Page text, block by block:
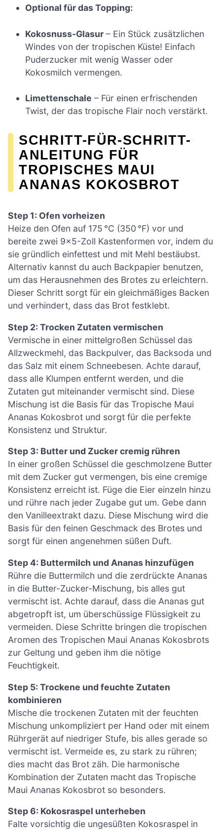
Optional für das Topping:
Kokosnuss-Glasur – Ein Stück zusätzlichen
Windes von der tropischen Küste! Einfach
Puderzucker mit wenig Wasser oder
Kokosmilch vermengen.
Limettenschale – Für einen erfrischenden
Twist, der das tropische Flair noch verstärkt.
SCHRITT-FÜR-SCHRITT-
ANLEITUNG FÜR
TROPISCHES MAUI
ANANAS KOKOSBROT
Step 1: Ofen vorheizen
Heize den Ofen auf 175 °C (350 °F) vor und
bereite zwei 9×5-Zoll Kastenformen vor, indem du
sie gründlich einfettest und mit Mehl bestäubst.
Alternativ kannst du auch Backpapier benutzen,
um das Herausnehmen des Brotes zu erleichtern.
Dieser Schritt sorgt für ein gleichmäßiges Backen
und verhindert, dass das Brot festklebt.
Step 2: Trocken Zutaten vermischen
Vermische in einer mittelgroßen Schüssel das
Allzweckmehl, das Backpulver, das Backsoda und
das Salz mit einem Schneebesen. Achte darauf,
dass alle Klumpen entfernt werden, und die
Zutaten gut miteinander vermischt sind. Diese
Mischung ist die Basis für das Tropische Maui
Ananas Kokosbrot und sorgt für die perfekte
Konsistenz und Struktur.
Step 3: Butter und Zucker cremig rühren
In einer großen Schüssel die geschmolzene Butter
mit dem Zucker gut vermengen, bis eine cremige
Konsistenz erreicht ist. Füge die Eier einzeln hinzu
und rühre nach jeder Zugabe gut um. Gebe dann
den Vanilleextrakt dazu. Diese Mischung wird die
Basis für den feinen Geschmack des Brotes und
sorgt für einen angenehmen süßen Duft.
Step 4: Buttermilch und Ananas hinzufügen
Rühre die Buttermilch und die zerdrückte Ananas
in die Butter-Zucker-Mischung, bis alles gut
vermischt ist. Achte darauf, dass die Ananas gut
abgetropft ist, um überschüssige Flüssigkeit zu
vermeiden. Diese Schritte bringen die tropischen
Aromen des Tropischen Maui Ananas Kokosbrots
zur Geltung und geben ihm die nötige
Feuchtigkeit.
Step 5: Trockene und feuchte Zutaten
kombinieren
Mische die trockenen Zutaten mit der feuchten
Mischung unkompliziert per Hand oder mit einem
Rührgerät auf niedriger Stufe, bis alles gerade so
vermischt ist. Vermeide es, zu stark zu rühren;
dies macht das Brot zäh. Die harmonische
Kombination der Zutaten macht das Tropische
Maui Ananas Kokosbrot so besonders.
Step 6: Kokosraspel unterheben
Falte vorsichtig die ungesüßten Kokosraspel in